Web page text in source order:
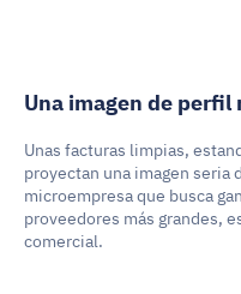
Una imagen de
Unas facturas limpias,
proyectan una imagen seria
microempresa que busca
proveedores más grandes,
comercial.